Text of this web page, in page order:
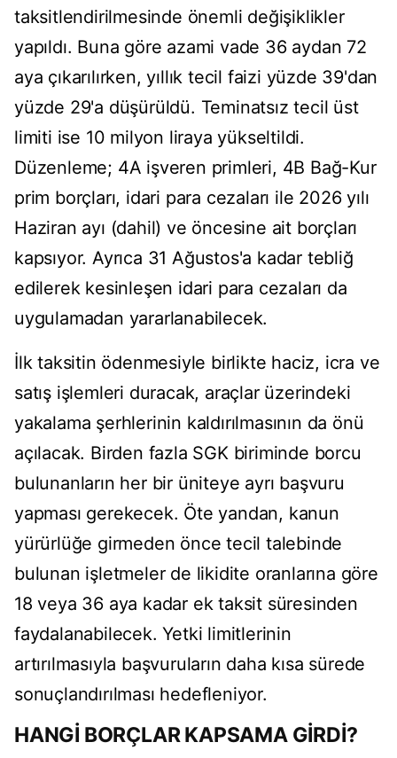
taksitlendirilmesinde önemli değişiklikler
yapıldı. Buna göre azami vade 36 aydan 72
aya çıkarılırken, yıllık tecil faizi yüzde 39'dan
yüzde 29'a düşürüldü. Teminatsız tecil üst
limiti ise 10 milyon liraya yükseltildi.
Düzenleme; 4A işveren primleri, 4B Bağ-Kur
prim borçları, idari para cezaları ile 2026 yılı
Haziran ayı (dahil) ve öncesine ait borçları
kapsıyor. Ayrıca 31 Ağustos'a kadar tebliğ
edilerek kesinleşen idari para cezaları da
uygulamadan yararlanabilecek.
İlk taksitin ödenmesiyle birlikte haciz, icra ve
satış işlemleri duracak, araçlar üzerindeki
yakalama şerhlerinin kaldırılmasının da önü
açılacak. Birden fazla SGK biriminde borcu
bulunanların her bir üniteye ayrı başvuru
yapması gerekecek. Öte yandan, kanun
yürürlüğe girmeden önce tecil talebinde
bulunan işletmeler de likidite oranlarına göre
18 veya 36 aya kadar ek taksit süresinden
faydalanabilecek. Yetki limitlerinin
artırılmasıyla başvuruların daha kısa sürede
sonuçlandırılması hedefleniyor.
HANGİ BORÇLAR KAPSAMA GİRDİ?